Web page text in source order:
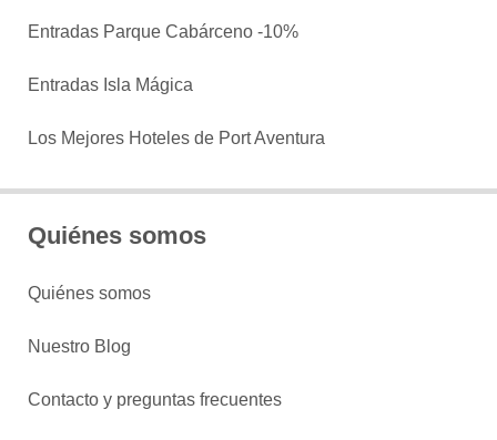
Entradas Parque Cabárceno -10%
Entradas Isla Mágica
Los Mejores Hoteles de Port Aventura
Quiénes somos
Quiénes somos
Nuestro Blog
Contacto y preguntas frecuentes